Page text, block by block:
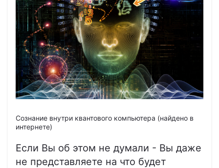
Сознание внутри квантового компьютера (найдено в
интернете)
Если Вы об этом не думали - Вы даже
не представляете на что будет